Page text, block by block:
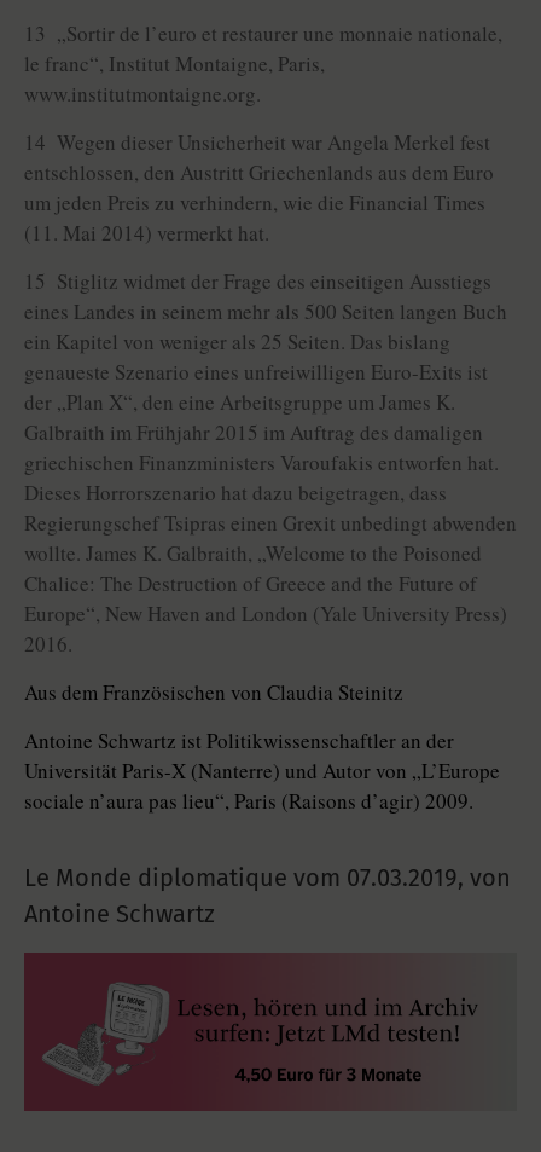
13 „Sortir de l’euro et restaurer une monnaie natio­nale,
le franc“, Institut Montaigne, Paris,
www.institutmontaigne.org.
14 Wegen dieser Unsicherheit war Angela Merkel fest
entschlossen, den Austritt Griechenlands aus dem Euro
um jeden Preis zu verhindern, wie die Financial Times
(11. Mai 2014) vermerkt hat.
15 Stiglitz widmet der Frage des einseitigen Ausstiegs
eines Landes in seinem mehr als 500 Seiten langen Buch
ein Kapitel von weniger als 25 Seiten. Das bislang
genaueste Szenario eines unfreiwilligen Euro-Exits ist
der „Plan X“, den eine Arbeitsgruppe um James K.
Galbraith im Frühjahr 2015 im Auftrag des damaligen
griechischen Finanzministers Varoufakis entworfen hat.
Dieses Horrorszenario hat dazu beigetragen, dass
Regierungschef Tsipras einen Grexit unbedingt abwenden
wollte. James K. Galbraith, „Welcome to the Poisoned
Chalice: The Destruction of Greece and the Future of
Europe“, New Haven and London (Yale University Press)
2016.
Aus dem Französischen von Claudia Steinitz
Antoine Schwartz ist Politikwissenschaftler an der
Universität Paris-X (Nanterre) und Autor von „L’Europe
so­ciale n’aura pas lieu“, Paris (Raisons d’agir) 2009.
Le Monde diplomatique vom 07.03.2019, von
Antoine Schwartz